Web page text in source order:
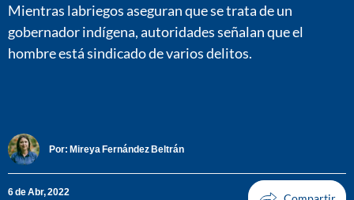
Mientras labriegos aseguran que se trata de un
gobernador indígena, autoridades señalan que el
hombre está sindicado de varios delitos.
Por: Mireya Fernández Beltrán
6 de Abr, 2022